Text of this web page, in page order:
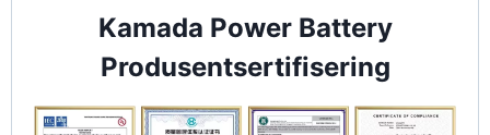
Kamada Power Battery
Produsentsertifisering